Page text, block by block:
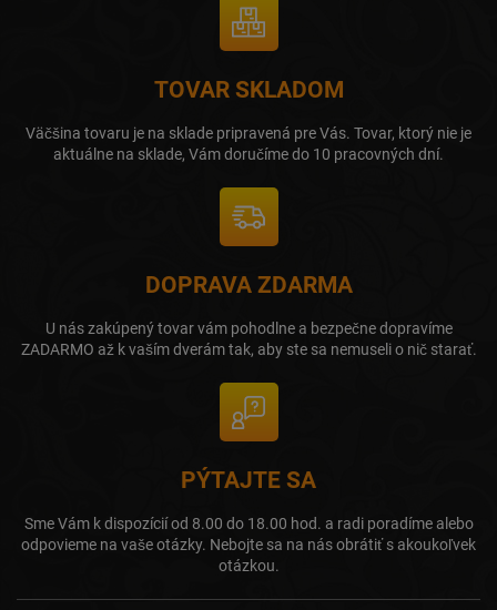
TOVAR SKLADOM
Väčšina tovaru je na sklade pripravená pre Vás. Tovar, ktorý nie je
aktuálne na sklade, Vám doručíme do 10 pracovných dní.
DOPRAVA ZDARMA
U nás zakúpený tovar vám pohodlne a bezpečne dopravíme
ZADARMO až k vaším dverám tak, aby ste sa nemuseli o nič starať.
PÝTAJTE SA
Sme Vám k dispozícií od 8.00 do 18.00 hod. a radi poradíme alebo
odpovieme na vaše otázky. Nebojte sa na nás obrátiť s akoukoľvek
otázkou.